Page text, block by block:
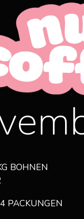
BOHNEN
PACKUNGEN